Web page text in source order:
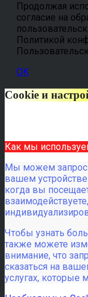
Продолжая
согласие на
Политикой
OK
Cookie и
Как мы
Мы можем
вашем
когда вы
Чтобы узнать
также можете
внимание, что
сказаться на
услугах,